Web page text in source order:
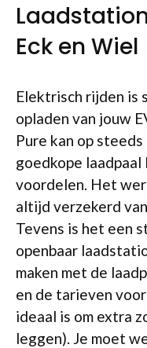
Eck en Wiel
Elektrisch rijden is
opladen van jouw
Pure kan op
goedkope
voordelen. Het
altijd verzekerd
Tevens is het een
openbaar
maken met de
en de tarieven
ideaal is om extra
leggen). Je moet